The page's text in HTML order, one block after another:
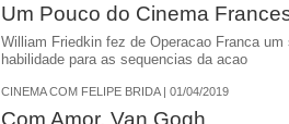
Um Pouco do Cinema
William Friedkin fez de Operacao Franca
habilidade para as sequencias da acao
CINEMA COM FELIPE BRIDA | 01/04/2019
Com Amor, Van Gogh